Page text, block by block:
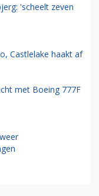
'scheelt zeven
Castlelake haakt af
met Boeing 777F